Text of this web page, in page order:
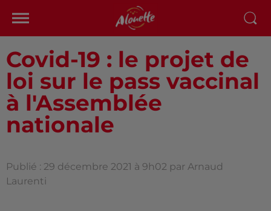
Covid-19 : le projet de
loi sur le pass vaccinal
à l'Assemblée
nationale
Publié : 29 décembre 2021 à 9h02 par Arnaud
Laurenti